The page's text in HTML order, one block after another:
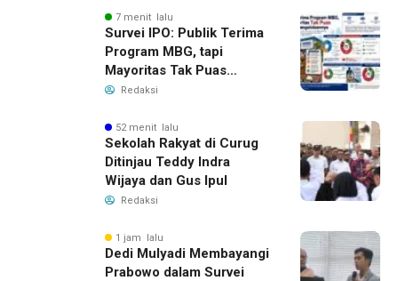
7 menit lalu
Survei IPO: Publik Terima
Program MBG, tapi
Mayoritas Tak Puas
dengan Pengelolaannya
Redaksi
52 menit lalu
Sekolah Rakyat di Curug
Ditinjau Teddy Indra
Wijaya dan Gus Ipul
Redaksi
1 jam lalu
Dedi Mulyadi Membayangi
Prabowo dalam Survei